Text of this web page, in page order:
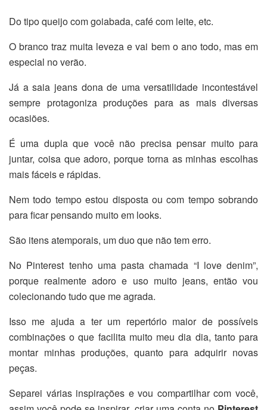
Do tipo queijo com goiabada, café com leite, etc.
O branco traz muita leveza e vai bem o ano todo, mas em
especial no verão.
Já a saia jeans dona de uma versatilidade incontestável
sempre protagoniza produções para as mais diversas
ocasiões.
É uma dupla que você não precisa pensar muito para
juntar, coisa que adoro, porque torna as minhas escolhas
mais fáceis e rápidas.
Nem todo tempo estou disposta ou com tempo sobrando
para ficar pensando muito em looks.
São itens atemporais, um duo que não tem erro.
No Pinterest tenho uma pasta chamada “I love denim”,
porque realmente adoro e uso muito jeans, então vou
colecionando tudo que me agrada.
Isso me ajuda a ter um repertório maior de possíveis
combinações o que facilita muito meu dia dia, tanto para
montar minhas produções, quanto para adquirir novas
peças.
Separei várias inspirações e vou compartilhar com você,